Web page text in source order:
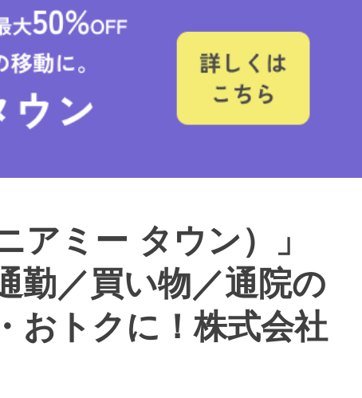
アミー タウン）」
／買い物／通院の
おトクに！株式会社